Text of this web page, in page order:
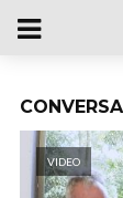
VIDEO